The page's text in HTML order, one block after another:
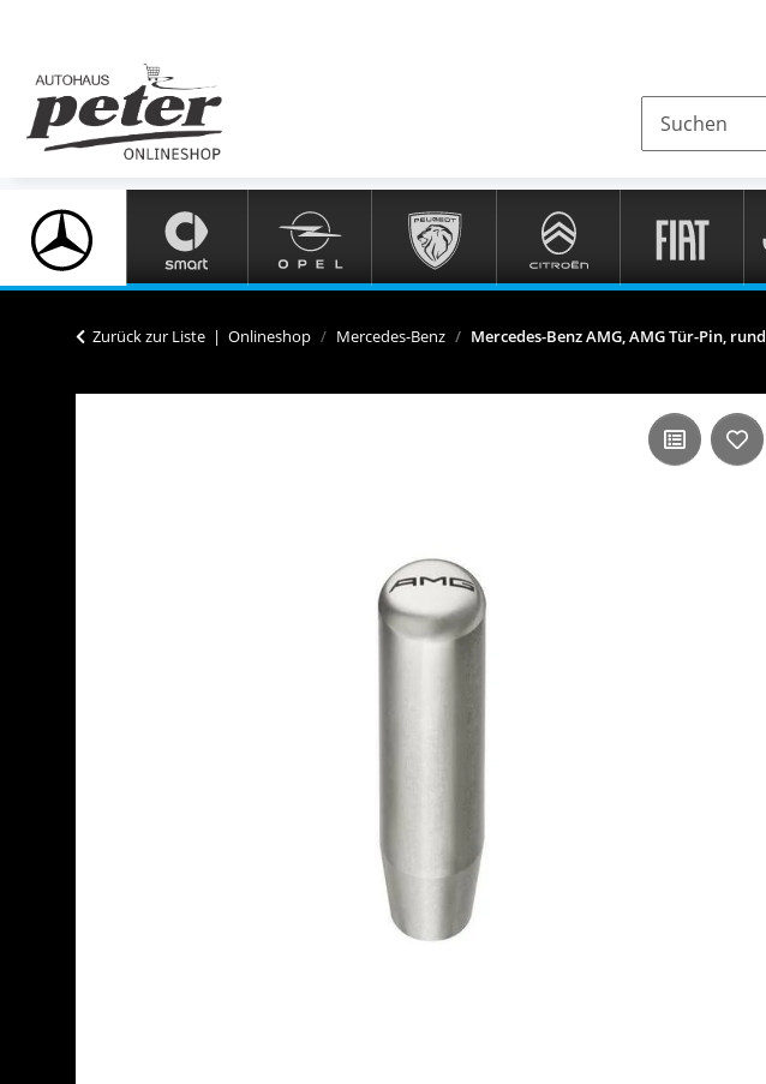
Zurück zur Liste Onlineshop Mercedes-Benz Mercedes-Benz AMG, AMG Tür-Pin, rund